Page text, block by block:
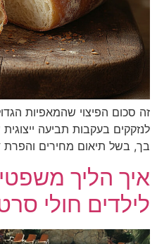
זה סכום הפיצוי שהמאפיות
לנזקקים בעקבות תביעה
בך, בשל תיאום מחירים והפרת
איך הליך
לילדים חולי